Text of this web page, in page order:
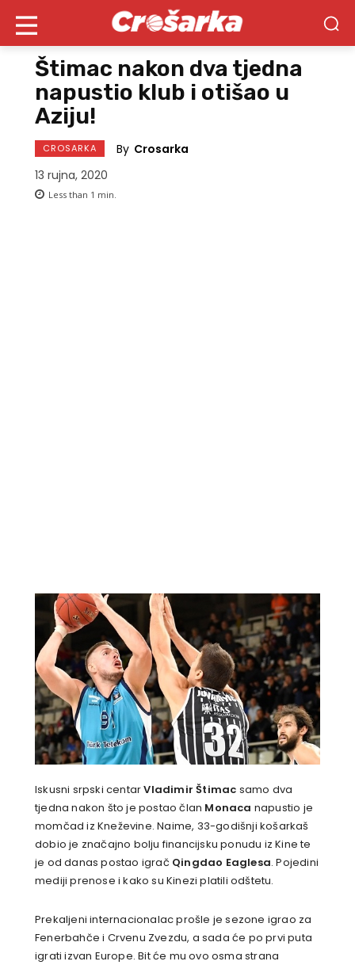
Štimac nakon dva tjedna
napustio klub i otišao u
Aziju!
CROSARKA By Crosarka
13 rujna, 2020
Less than 1 min.
Iskusni srpski centarVladimir Štimac samo dva
tjedna nakon što je postao član Monaca napustio je
momčad iz Kneževine. Naime, 33-godišnji košarkaš
dobio je značajno bolju financijsku ponudu iz Kine te
je od danas postao igrač Qingdao Eaglesa. Pojedini
mediji prenose i kako su Kinezi platili odštetu.
Prekaljeni internacionalac prošle je sezone igrao za
Fenerbahče i Crvenu Zvezdu, a sada će po prvi puta
igrati izvan Europe. Bit će mu ovo osma strana